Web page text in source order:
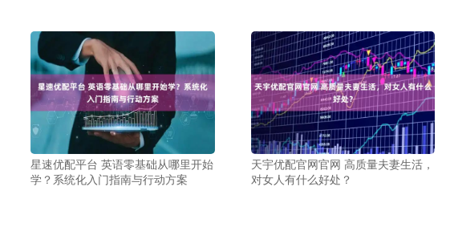
星速优配平台 英语零基础从哪里开始
学？系统化入门指南与行动方案
天宇优配官网官网 高质量夫妻生活，
对女人有什么好处？